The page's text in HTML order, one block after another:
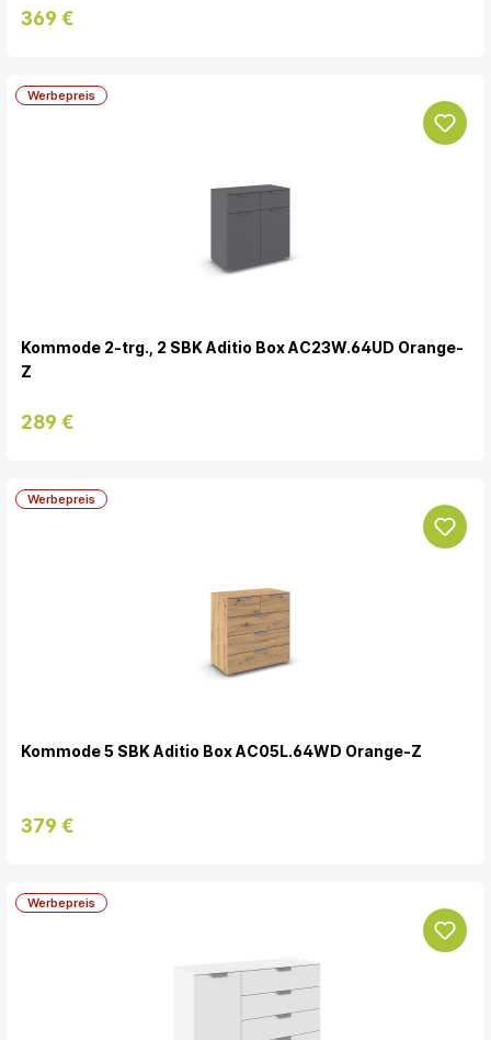
369 €
Werbepreis
Kommode 2-trg., 2 SBK Aditio Box AC23W.64UD Orange-
Z
289 €
Werbepreis
Kommode 5 SBK Aditio Box AC05L.64WD Orange-Z
379 €
Werbepreis